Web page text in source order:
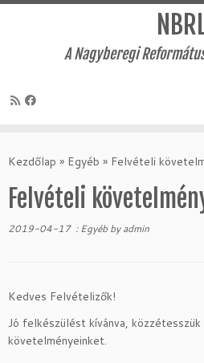
to
A Nagyberegi
Kezdőlap » Egyéb » Felvételi
Felvételi
2019-04-17:Egyéb byadmin
Kedves Felvételizők!
Jó felkészülést kívánva,
követelményeinket.